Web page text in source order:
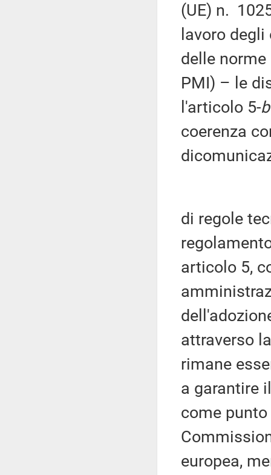
(UE) n.
lavoro
delle
PMI) – le
l'articolo 5-
coerenza
di regole
articolo 5,
attraverso
rimane
a garantire
come
europea,